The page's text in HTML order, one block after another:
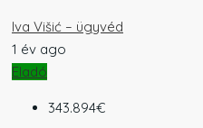
Iva Višić – ügyvéd
1 év ago
Eladó
343.894€